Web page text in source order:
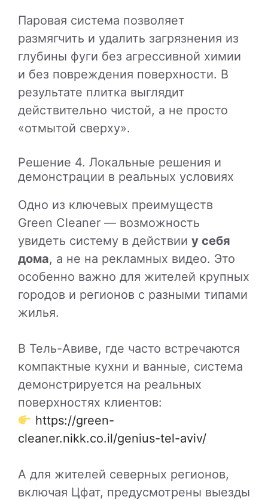
Паровая система позволяет
размягчить и удалить загрязнения из
глубины фуги без агрессивной химии
и без повреждения поверхности. В
результате плитка выглядит
действительно чистой, а не просто
«отмытой сверху».
Решение 4. Локальные решения и
демонстрации в реальных условиях
Одно из ключевых преимуществ
Green Cleaner — возможность
увидеть систему в действии у себя
дома, а не на рекламных видео. Это
особенно важно для жителей крупных
городов и регионов с разными типами
жилья.
В Тель-Авиве, где часто встречаются
компактные кухни и ванные, система
демонстрируется на реальных
поверхностях клиентов:
https://green-
cleaner.nikk.co.il/genius-tel-aviv/
А для жителей северных регионов,
включая Цфат, предусмотрены выезды